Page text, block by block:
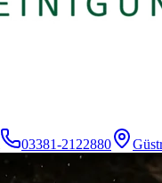
03381-2122880